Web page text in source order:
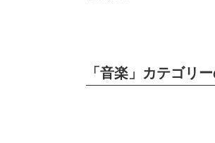
「音楽」カテゴリ